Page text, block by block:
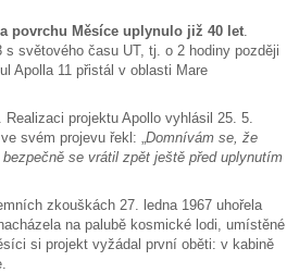
povrchu Měsíce uplynulo již 40 let.
světového času UT, tj. o 2 hodiny později
Apolla 11 přistál v oblasti Mare
projektu Apollo vyhlásil 25. 5.
svém projevu řekl: „Domnívám se, že
se vrátil zpět ještě před uplynutím
zkouškách 27. ledna 1967 uhořela
na palubě kosmické lodi, umístěné
si projekt vyžádal první oběti: v kabině